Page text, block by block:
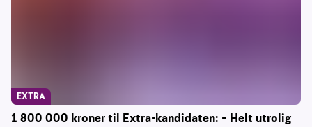
1 800 000 kroner til Extra-kandidaten: – Helt utrolig
EXTRA